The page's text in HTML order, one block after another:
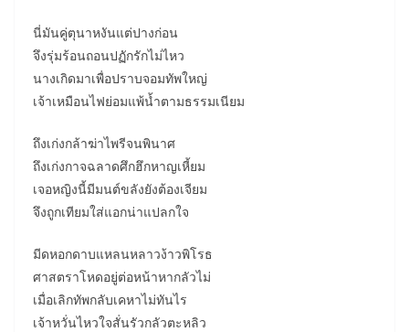
นี่มันคู่ตุนาหงันแต่ปางก่อน
จึงรุ่มร้อนถอนปฏักรักไม่ไหว
นางเกิดมาเพื่อปราบจอมทัพใหญ่
เจ้าเหมือนไฟย่อมแพ้น้ำตามธรรมเนียม
ถึงเก่งกล้าฆ่าไพรีจนพินาศ
ถึงเก่งกาจฉลาดศึกฮึกหาญเหี้ยม
เจอหญิงนี้มีมนต์ขลังยังต้องเจียม
จึงถูกเทียมใส่แอกน่าแปลกใจ
มีดหอกดาบแหลนหลาวง้าวพิโรธ
ศาสตราโหดอยู่ต่อหน้าหากลัวไม่
เมื่อเลิกทัพกลับเคหาไม่ทันไร
เจ้าหวั่นไหวใจสั่นรัวกลัวตะหลิว